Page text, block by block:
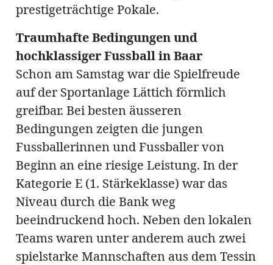
prestigeträchtige Pokale.
Traumhafte Bedingungen und
hochklassiger Fussball in Baar
Schon am Samstag war die Spielfreude
auf der Sportanlage Lättich förmlich
greifbar. Bei besten äusseren
Bedingungen zeigten die jungen
Fussballerinnen und Fussballer von
Beginn an eine riesige Leistung. In der
Kategorie E (1. Stärkeklasse) war das
Niveau durch die Bank weg
beeindruckend hoch. Neben den lokalen
Teams waren unter anderem auch zwei
spielstarke Mannschaften aus dem Tessin